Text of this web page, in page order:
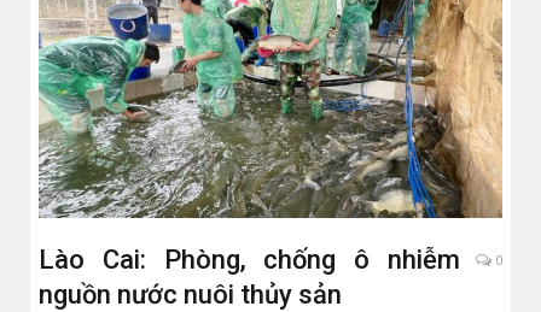
Lào Cai: Phòng, chống ô nhiễm
nguồn nước nuôi thủy sản
0